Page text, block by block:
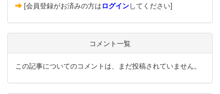
[会員登録がお済みの方はログインしてください]
コメント一覧
この記事についてのコメントは、まだ投稿されていません。